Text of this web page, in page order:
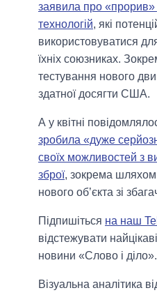
заявила про «прорив»
технологій, які
використовуватися
їхніх союзниках.
тестування нового
здатної досягти США.
А у квітні
зробила «дуже
своїх можливостей з
зброї, зокрема шляхом
нового об’єкта зі
Підпишіться на наш
відстежувати
новини «Слово і діло».
Візуальна аналітика